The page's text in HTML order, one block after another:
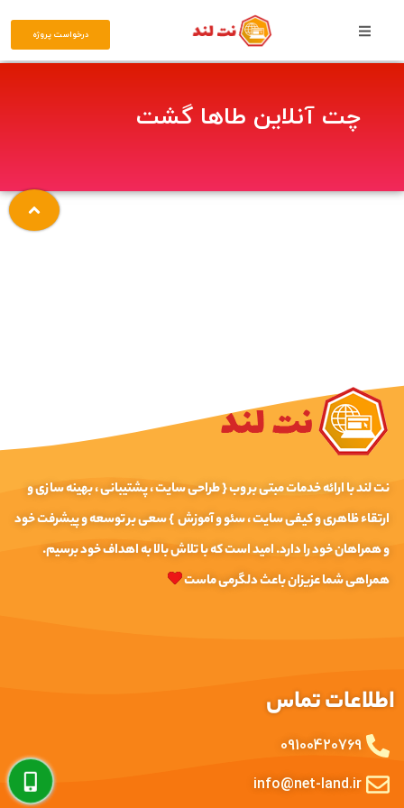
درخواست پروژه
چت آنلاین طاها گشت
نت لند با ارائه خدمات مبتی بر وب { طراحی سایت ، پشتیبانی ، بهینه سازی و
ارتقاء ظاهری و کیفی سایت ، سئو و آموزش } سعی بر توسعه و پیشرفت خود
و همراهان خود را دارد. امید است که با تلاش بالا به اهداف خود برسیم.
همراهی شما عزیزان باعث دلگرمی ماست
اطلاعات تماس
09100420769
info@net-land.ir